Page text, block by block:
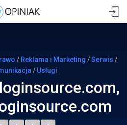
/ Reklama i Marketing /Serwis /
/ Usługi